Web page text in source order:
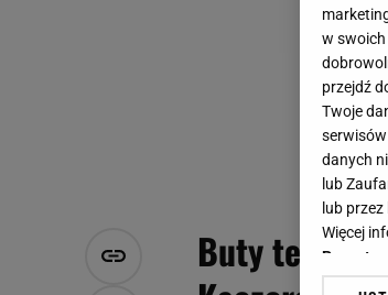
Buty tej
w swoich
przejdź
Twoje
danych
lub
lub
Więcej